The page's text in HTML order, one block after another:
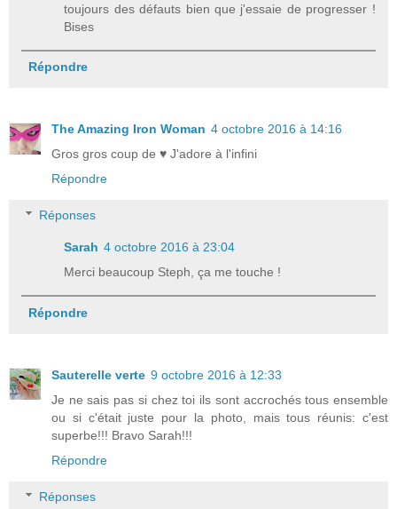
toujours des défauts bien que j'essaie de progresser !
Bises
Répondre
The Amazing Iron Woman 4 octobre 2016 à 14:16
Gros gros coup de ♥ J'adore à l'infini
Répondre
Réponses
Sarah 4 octobre 2016 à 23:04
Merci beaucoup Steph, ça me touche !
Répondre
Sauterelle verte 9 octobre 2016 à 12:33
Je ne sais pas si chez toi ils sont accrochés tous ensemble
ou si c'était juste pour la photo, mais tous réunis: c'est
superbe!!! Bravo Sarah!!!
Répondre
Réponses